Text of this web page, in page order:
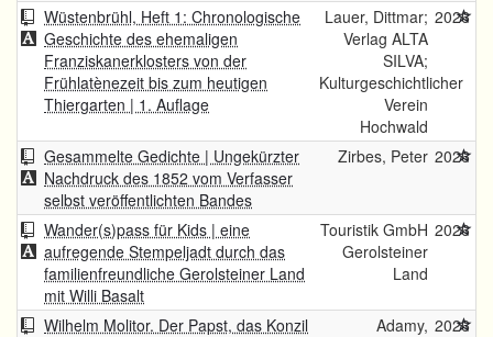
Wüstenbrühl, Heft 1: Chronologische
Geschichte des ehemaligen
Franziskanerklosters von der
Frühlatènezeit bis zum heutigen
Thiergarten | 1. Auflage
Lauer, Dittmar;
Verlag ALTA
SILVA;
Kulturgeschichtlicher
Verein
Hochwald
2026
Gesammelte Gedichte | Ungekürzter
Nachdruck des 1852 vom Verfasser
selbst veröffentlichten Bandes
Zirbes, Peter 2026
Wander(s)pass für Kids | eine
aufregende Stempeljadt durch das
familienfreundliche Gerolsteiner Land
mit Willi Basalt
Touristik GmbH
Gerolsteiner
Land
2026
Wilhelm Molitor. Der Papst, das Konzil
Adamy, 2026